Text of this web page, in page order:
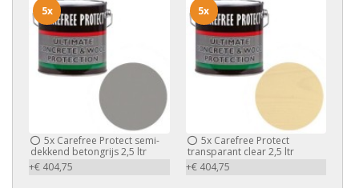
5x Carefree Protect semi-
dekkend betongrijs 2,5 ltr
+€ 404,75
5x
5xCarefree Protect
transparant clear 2,5 ltr
+€ 404,75
5x